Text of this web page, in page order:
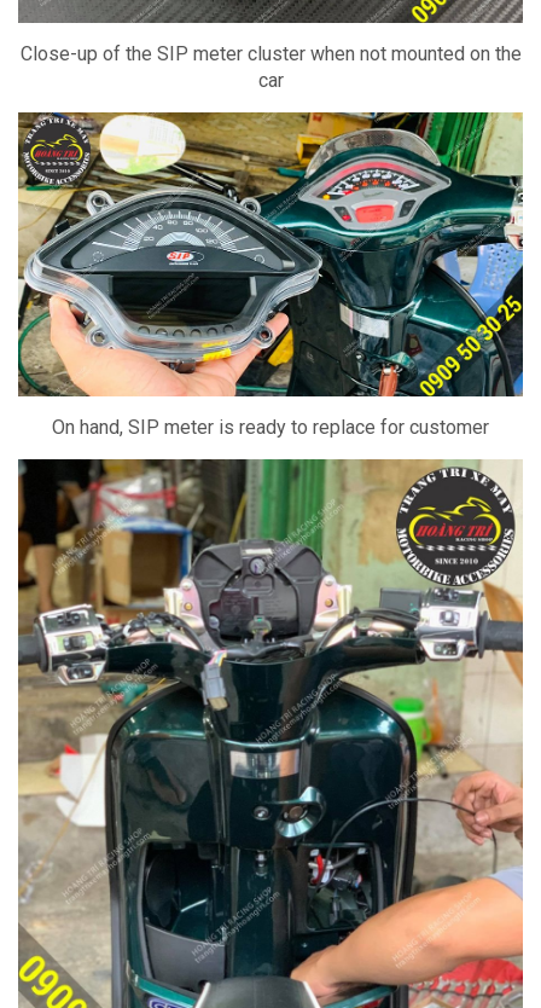
Close-up of the SIP meter cluster when not mounted on the
car
On hand, SIP meter is ready to replace for customer